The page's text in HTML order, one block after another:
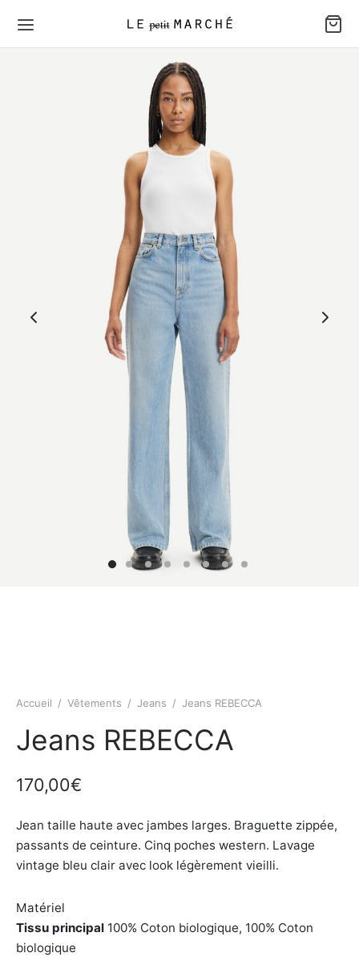
Accueil / Vêtements / Jeans / Jeans REBECCA
Jeans REBECCA
170,00€
Jean taille haute avec jambes larges. Braguette zippée,
passants de ceinture. Cinq poches western. Lavage
vintage bleu clair avec look légèrement vieilli.
Matériel
Tissu principal 100% Coton biologique, 100% Coton
biologique